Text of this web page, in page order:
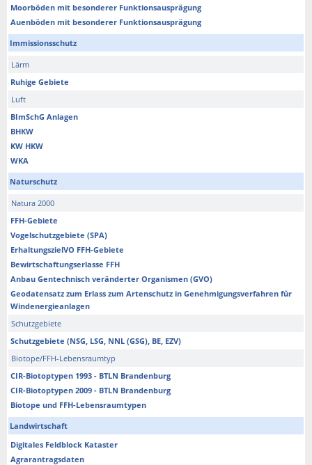
Moorböden mit besonderer Funktionsausprägung
Auenböden mit besonderer Funktionsausprägung
Immissionsschutz
Lärm
Ruhige Gebiete
Luft
BImSchG Anlagen
BHKW
KW HKW
WKA
Naturschutz
Natura 2000
FFH-Gebiete
Vogelschutzgebiete (SPA)
ErhaltungszielVO FFH-Gebiete
Bewirtschaftungserlasse FFH
Anbau Gentechnisch veränderter Organismen (GVO)
Geodatensatz zum Erlass zum Artenschutz in Genehmigungsverfahren für
Windenergieanlagen
Schutzgebiete
Schutzgebiete (NSG, LSG, NNL (GSG), BE, EZV)
Biotope/FFH-Lebensraumtyp
CIR-Biotoptypen 1993 - BTLN Brandenburg
CIR-Biotoptypen 2009 - BTLN Brandenburg
Biotope und FFH-Lebensraumtypen
Landwirtschaft
Digitales Feldblock Kataster
Agrarantragsdaten